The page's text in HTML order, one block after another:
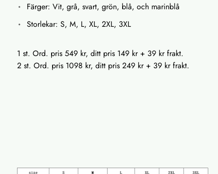
Färger: Vit, grå, svart, grön, blå, och marinblå
Storlekar: S, M, L, XL, 2XL, 3XL
1 st. Ord. pris 549 kr, ditt pris 149 kr + 39 kr frakt.
2 st. Ord. pris 1098 kr, ditt pris 249 kr + 39 kr frakt.